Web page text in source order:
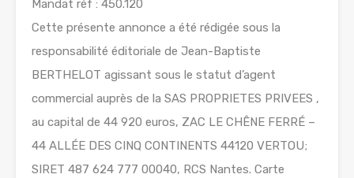
Mandat réf : 450.120
Cette présente annonce a été rédigée sous la
responsabilité éditoriale de Jean-Baptiste
BERTHELOT agissant sous le statut d’agent
commercial auprès de la SAS PROPRIETES PRIVEES ,
au capital de 44 920 euros, ZAC LE CHÊNE FERRÉ –
44 ALLÉE DES CINQ CONTINENTS 44120 VERTOU;
SIRET 487 624 777 00040, RCS Nantes. Carte